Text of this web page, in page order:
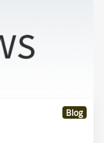
Blog